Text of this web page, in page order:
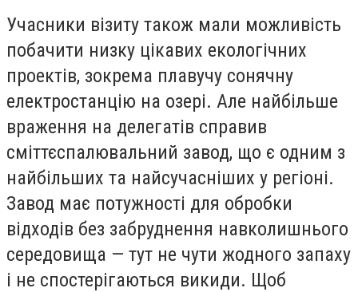
Учасники візиту також мали можливість
побачити низку цікавих екологічних
проектів, зокрема плавучу сонячну
електростанцію на озері. Але найбільше
враження на делегатів справив
сміттєспалювальний завод, що є одним з
найбільших та найсучасніших у регіоні.
Завод має потужності для обробки
відходів без забруднення навколишнього
середовища — тут не чути жодного запаху
і не спостерігаються викиди. Щоб